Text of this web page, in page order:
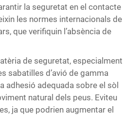
la seguretat en el contacte
les normes internacionals de
que verifiquin l’absència de
de seguretat, especialment
sabatilles d’avió de gamma
adhesió adequada sobre el sòl
natural dels peus. Eviteu
ja que podrien augmentar el